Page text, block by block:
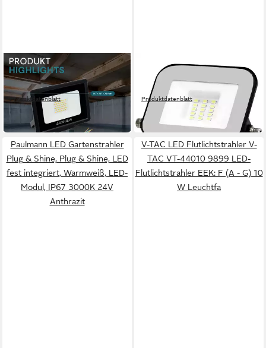
LUXULA
LED Flutlichtstrahler
LUXULA LED Fluter 30 W
3000 K Warmweiß Schwarz
Produktdatenblatt
11,95 €
in 2-3 Werktagen bei dir
LED Flutlichtstrahler V-TAC
VT-44010 10010 LED-
Flutlichtstrahler EEK: F (A -
G) 10 W Leuchtf
Produktdatenblatt
7,99 €
in 2-3 Werktagen bei dir
Paulmann LED Gartenstrahler
Plug & Shine, Plug & Shine, LED
fest integriert, Warmweiß, LED-
Modul, IP67 3000K 24V
Anthrazit
V-TAC LED Flutlichtstrahler V-
TAC VT-44010 9899 LED-
Flutlichtstrahler EEK: F (A - G) 10
W Leuchtfa